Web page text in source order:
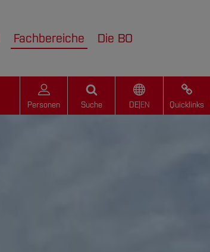
Fachbereiche Die BO
Personen Suche DE| EN Quicklinks